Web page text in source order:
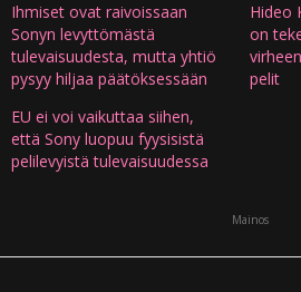
Ihmiset ovat raivoissaan
Sonyn levyttömästä
tulevaisuudesta, mutta yhtiö
pysyy hiljaa päätöksessään
Hideo
on
pelit
EU ei voi vaikuttaa siihen,
että Sony luopuu fyysisistä
pelilevyistä tulevaisuudessa
Mainos